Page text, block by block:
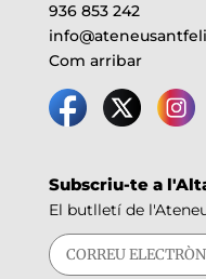
936 853 242
Com arribar
Subscriu-te a
El butlletí de